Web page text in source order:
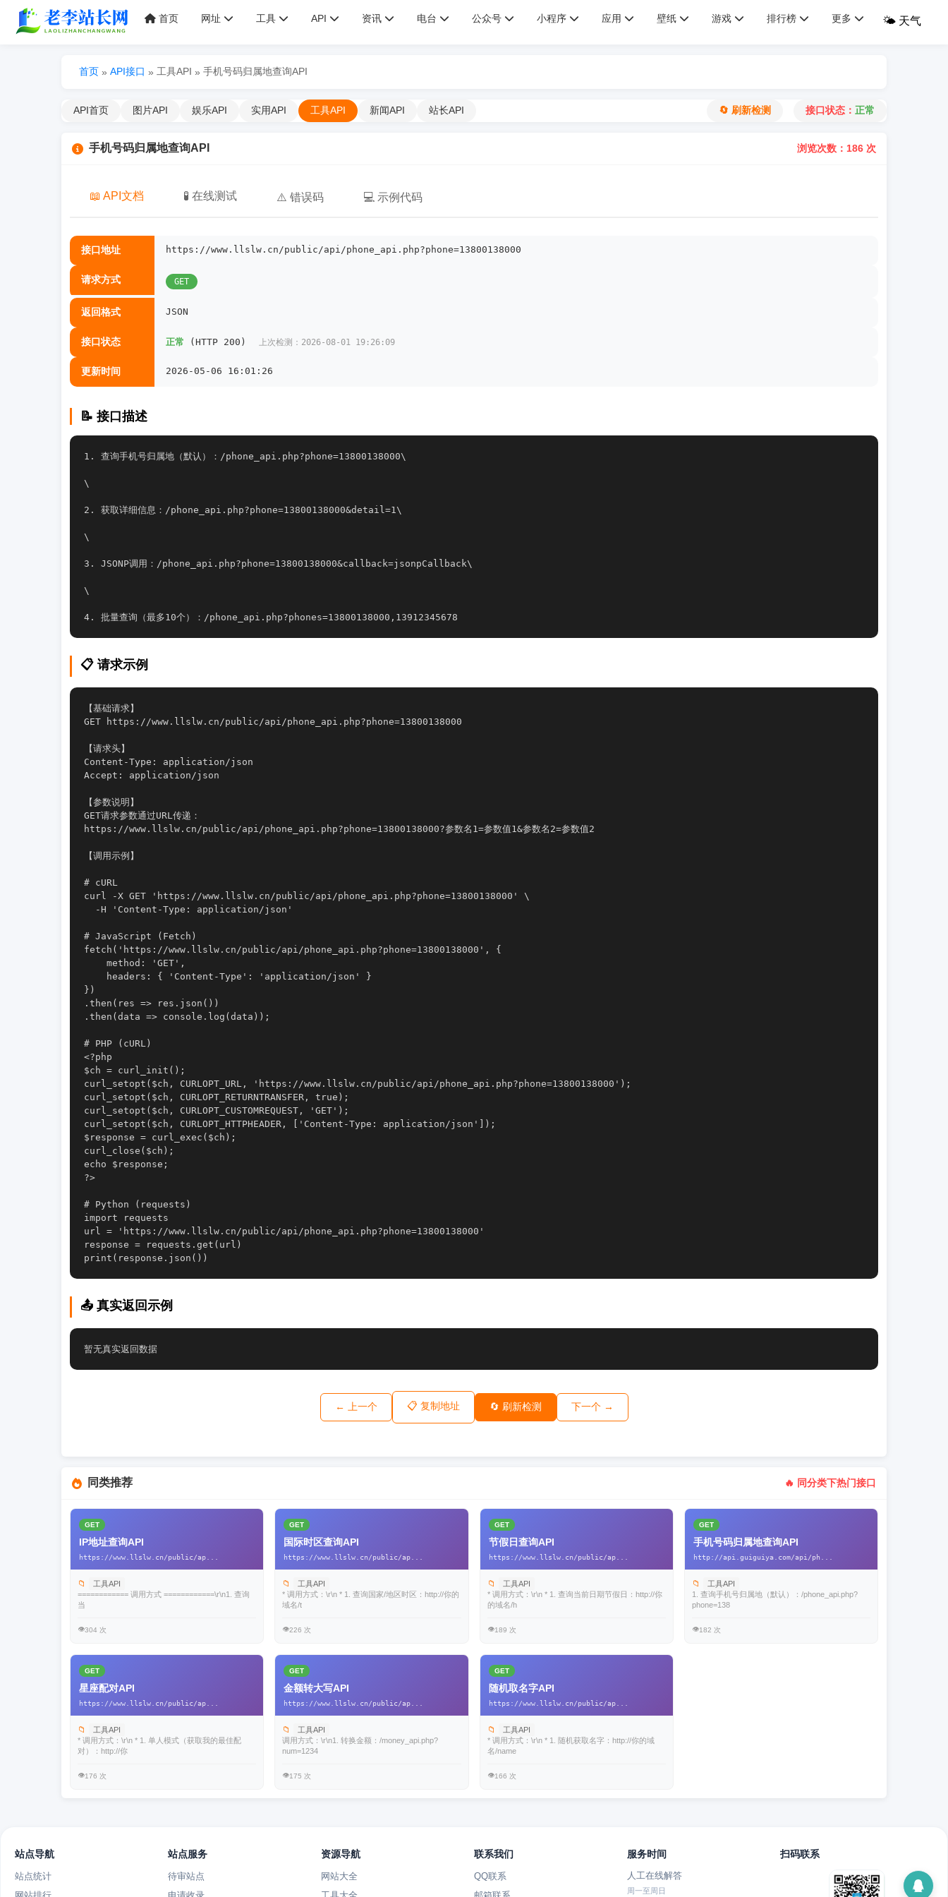
首页 网址 工具 API 资讯 电台 公众号 小程序 应用 壁纸 游戏 排行榜 更多 🌤️ 天气
首页 » API接口 » 工具API » 手机号码归属地查询API
API首页 图片API 娱乐API 实用API 工具API 新闻API 站长API 🔄 刷新检测 接口状态： 正常
手机号码归属地查询API 浏览次数：186 次
📖 API文档 🧪 在线测试 ⚠️ 错误码 💻 示例代码
接口地址 https://www.llslw.cn/public/api/phone_api.php?phone=13800138000
请求方式 GET
返回格式 JSON
接口状态 正常 (HTTP 200) 上次检测：2026-08-01 19:26:09
更新时间 2026-05-06 16:01:26
📝 接口描述
1. 查询手机号归属地（默认）：/phone_api.php?phone=13800138000\
\
2. 获取详细信息：/phone_api.php?phone=13800138000&detail=1\
\
3. JSONP调用：/phone_api.php?phone=13800138000&callback=jsonpCallback\
\
4. 批量查询（最多10个）：/phone_api.php?phones=13800138000,13912345678
📋 请求示例
【基础请求】
GET https://www.llslw.cn/public/api/phone_api.php?phone=13800138000
【请求头】
Content-Type: application/json
Accept: application/json
【参数说明】
GET请求参数通过URL传递：
https://www.llslw.cn/public/api/phone_api.php?phone=13800138000?参数名1=参数值1&参数名2=参数值2
【调用示例】
# cURL
curl -X GET 'https://www.llslw.cn/public/api/phone_api.php?phone=13800138000' \
  -H 'Content-Type: application/json'
# JavaScript (Fetch)
fetch('https://www.llslw.cn/public/api/phone_api.php?phone=13800138000', {
    method: 'GET',
    headers: { 'Content-Type': 'application/json' }
})
.then(res => res.json())
.then(data => console.log(data));
# PHP (cURL)
<?php
$ch = curl_init();
curl_setopt($ch, CURLOPT_URL, 'https://www.llslw.cn/public/api/phone_api.php?phone=13800138000');
curl_setopt($ch, CURLOPT_RETURNTRANSFER, true);
curl_setopt($ch, CURLOPT_CUSTOMREQUEST, 'GET');
curl_setopt($ch, CURLOPT_HTTPHEADER, ['Content-Type: application/json']);
$response = curl_exec($ch);
curl_close($ch);
echo $response;
?>
# Python (requests)
import requests
url = 'https://www.llslw.cn/public/api/phone_api.php?phone=13800138000'
response = requests.get(url)
📤 真实返回示例
暂无真实返回数据
← 上一个 📋 复制地址 🔄 刷新检测 下一个 →
同类推荐 🔥 同分类下热门接口
GET
IP地址查询API
https://www.llslw.cn/public/ap...
📁
工具API
============ 调用方式 ============\r\n1. 查询
当
👁️304 次
GET
国际时区查询API
https://www.llslw.cn/public/ap...
📁
工具API
* 调用方式：\r\n * 1. 查询国家/地区时区：http://你的
域名/t
👁️226 次
GET
节假日查询API
https://www.llslw.cn/public/ap...
📁
工具API
* 调用方式：\r\n * 1. 查询当前日期节假日：http://你
的域名/h
👁️189 次
GET
手机号码归属地查询API
http://api.guiguiya.com/api/ph...
📁
工具API
1. 查询手机号归属地（默认）：/phone_api.php?
phone=138
👁️182 次
GET
星座配对API
https://www.llslw.cn/public/ap...
📁
工具API
* 调用方式：\r\n * 1. 单人模式（获取我的最佳配
对）：http://你
👁️176 次
GET
金额转大写API
https://www.llslw.cn/public/ap...
📁
工具API
调用方式：\r\n1. 转换金额：/money_api.php?
num=1234
👁️175 次
GET
随机取名字API
https://www.llslw.cn/public/ap...
📁
工具API
* 调用方式：\r\n * 1. 随机获取名字：http://你的域
名/name
👁️166 次
站点导航
站点统计
站点服务
待审站点
资源导航
网站大全
联系我们
QQ联系
服务时间
人工在线解答
周一至周日
扫码联系